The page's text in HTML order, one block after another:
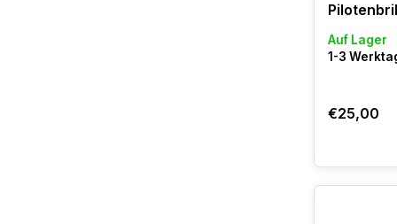
Auf Lager
1-3
€25,00